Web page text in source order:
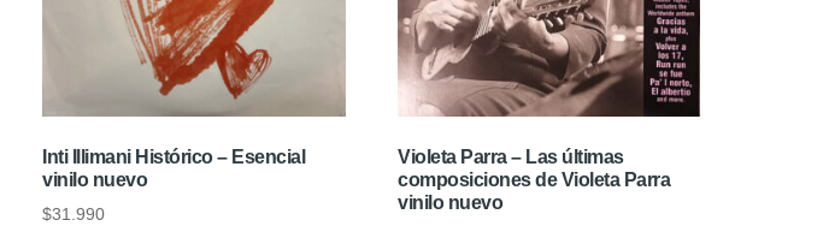
Inti Illimani Histórico – Esencial
vinilo nuevo
$31.990
Violeta Parra – Las últimas
composiciones de Violeta Parra
vinilo nuevo